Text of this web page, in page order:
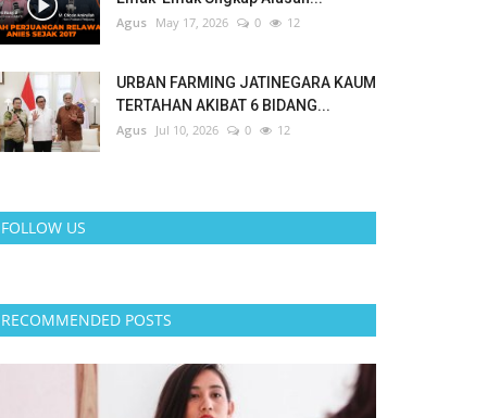
Agus May 17, 2026 0 12
URBAN FARMING JATINEGARA KAUM
TERTAHAN AKIBAT 6 BIDANG...
Agus Jul 10, 2026 0 12
FOLLOW US
RECOMMENDED POSTS